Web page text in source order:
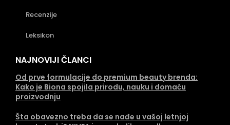
Recenzije
Leksikon
NAJNOVIJI ČLANCI
Od prve formulacije do premium beauty brenda:
Kako je Biona spojila prirodu, nauku i domaću
proizvodnju
Šta obavezno treba da se nađe u vašoj letnjoj